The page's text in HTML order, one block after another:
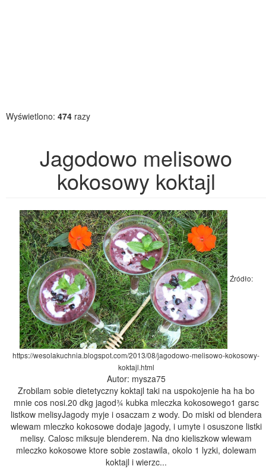
Wyświetlono: 474 razy
Jagodowo melisowo
kokosowy koktajl
Źródło:
https://wesolakuchnia.blogspot.com/2013/08/jagodowo-melisowo-kokosowy-
koktajl.html
Autor: mysza75
Zrobilam sobie dietetyczny koktajl taki na uspokojenie ha ha bo
mnie cos nosi.20 dkg jagod¾ kubka mleczka kokosowego1 garsc
listkow melisyJagody myje i osaczam z wody. Do miski od blendera
wlewam mleczko kokosowe dodaje jagody, i umyte i osuszone listki
melisy. Calosc miksuje blenderem. Na dno kieliszkow wlewam
mleczko kokosowe ktore sobie zostawila, okolo 1 lyzki, dolewam
koktajl i wierzc...